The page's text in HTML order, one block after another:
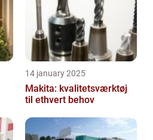
14 january 2025
Makita: kvalitetsværktøj
til ethvert behov